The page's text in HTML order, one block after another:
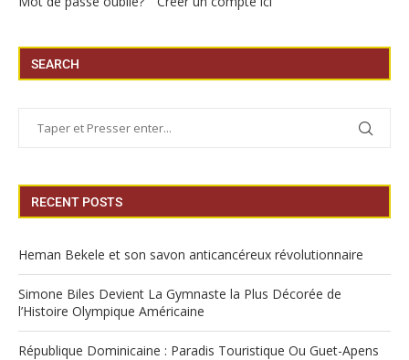
SEARCH
RECENT POSTS
Heman Bekele et son savon anticancéreux révolutionnaire
Simone Biles Devient La Gymnaste la Plus Décorée de
l’Histoire Olympique Américaine
République Dominicaine : Paradis Touristique Ou Guet-Apens